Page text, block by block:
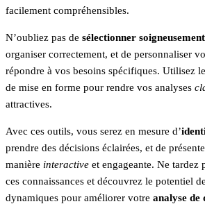
facilement compréhensibles.
N’oubliez pas de sélectionner soigneusement
organiser correctement, et de personnaliser
répondre à vos besoins spécifiques. Utilisez
de mise en forme pour rendre vos analyses
attractives.
Avec ces outils, vous serez en mesure d’
prendre des décisions éclairées, et de
manière interactive et engageante. Ne tardez
ces connaissances et découvrez le potentiel
dynamiques pour améliorer votre analyse de